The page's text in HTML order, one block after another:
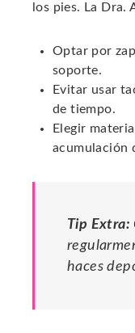
los pies. La Dra.
Optar por
soporte.
Evitar usar
de tiempo.
Elegir
acumulación
Tip Extra:
haces